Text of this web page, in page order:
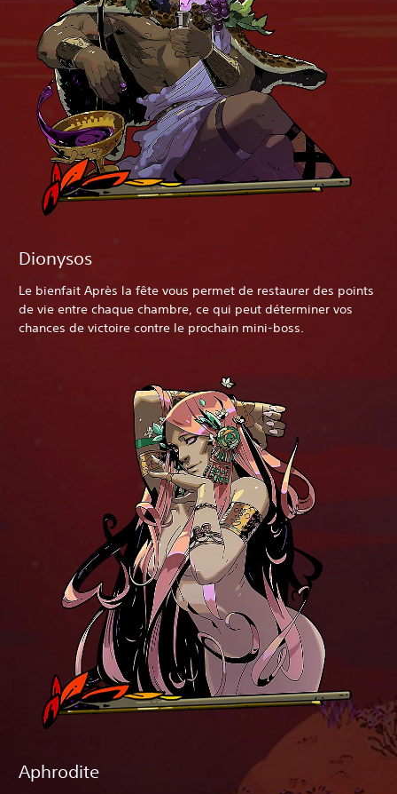
Dionysos
Le bienfait Après la fête vous permet de restaurer des points
de vie entre chaque chambre, ce qui peut déterminer vos
chances de victoire contre le prochain mini-boss.
Aphrodite